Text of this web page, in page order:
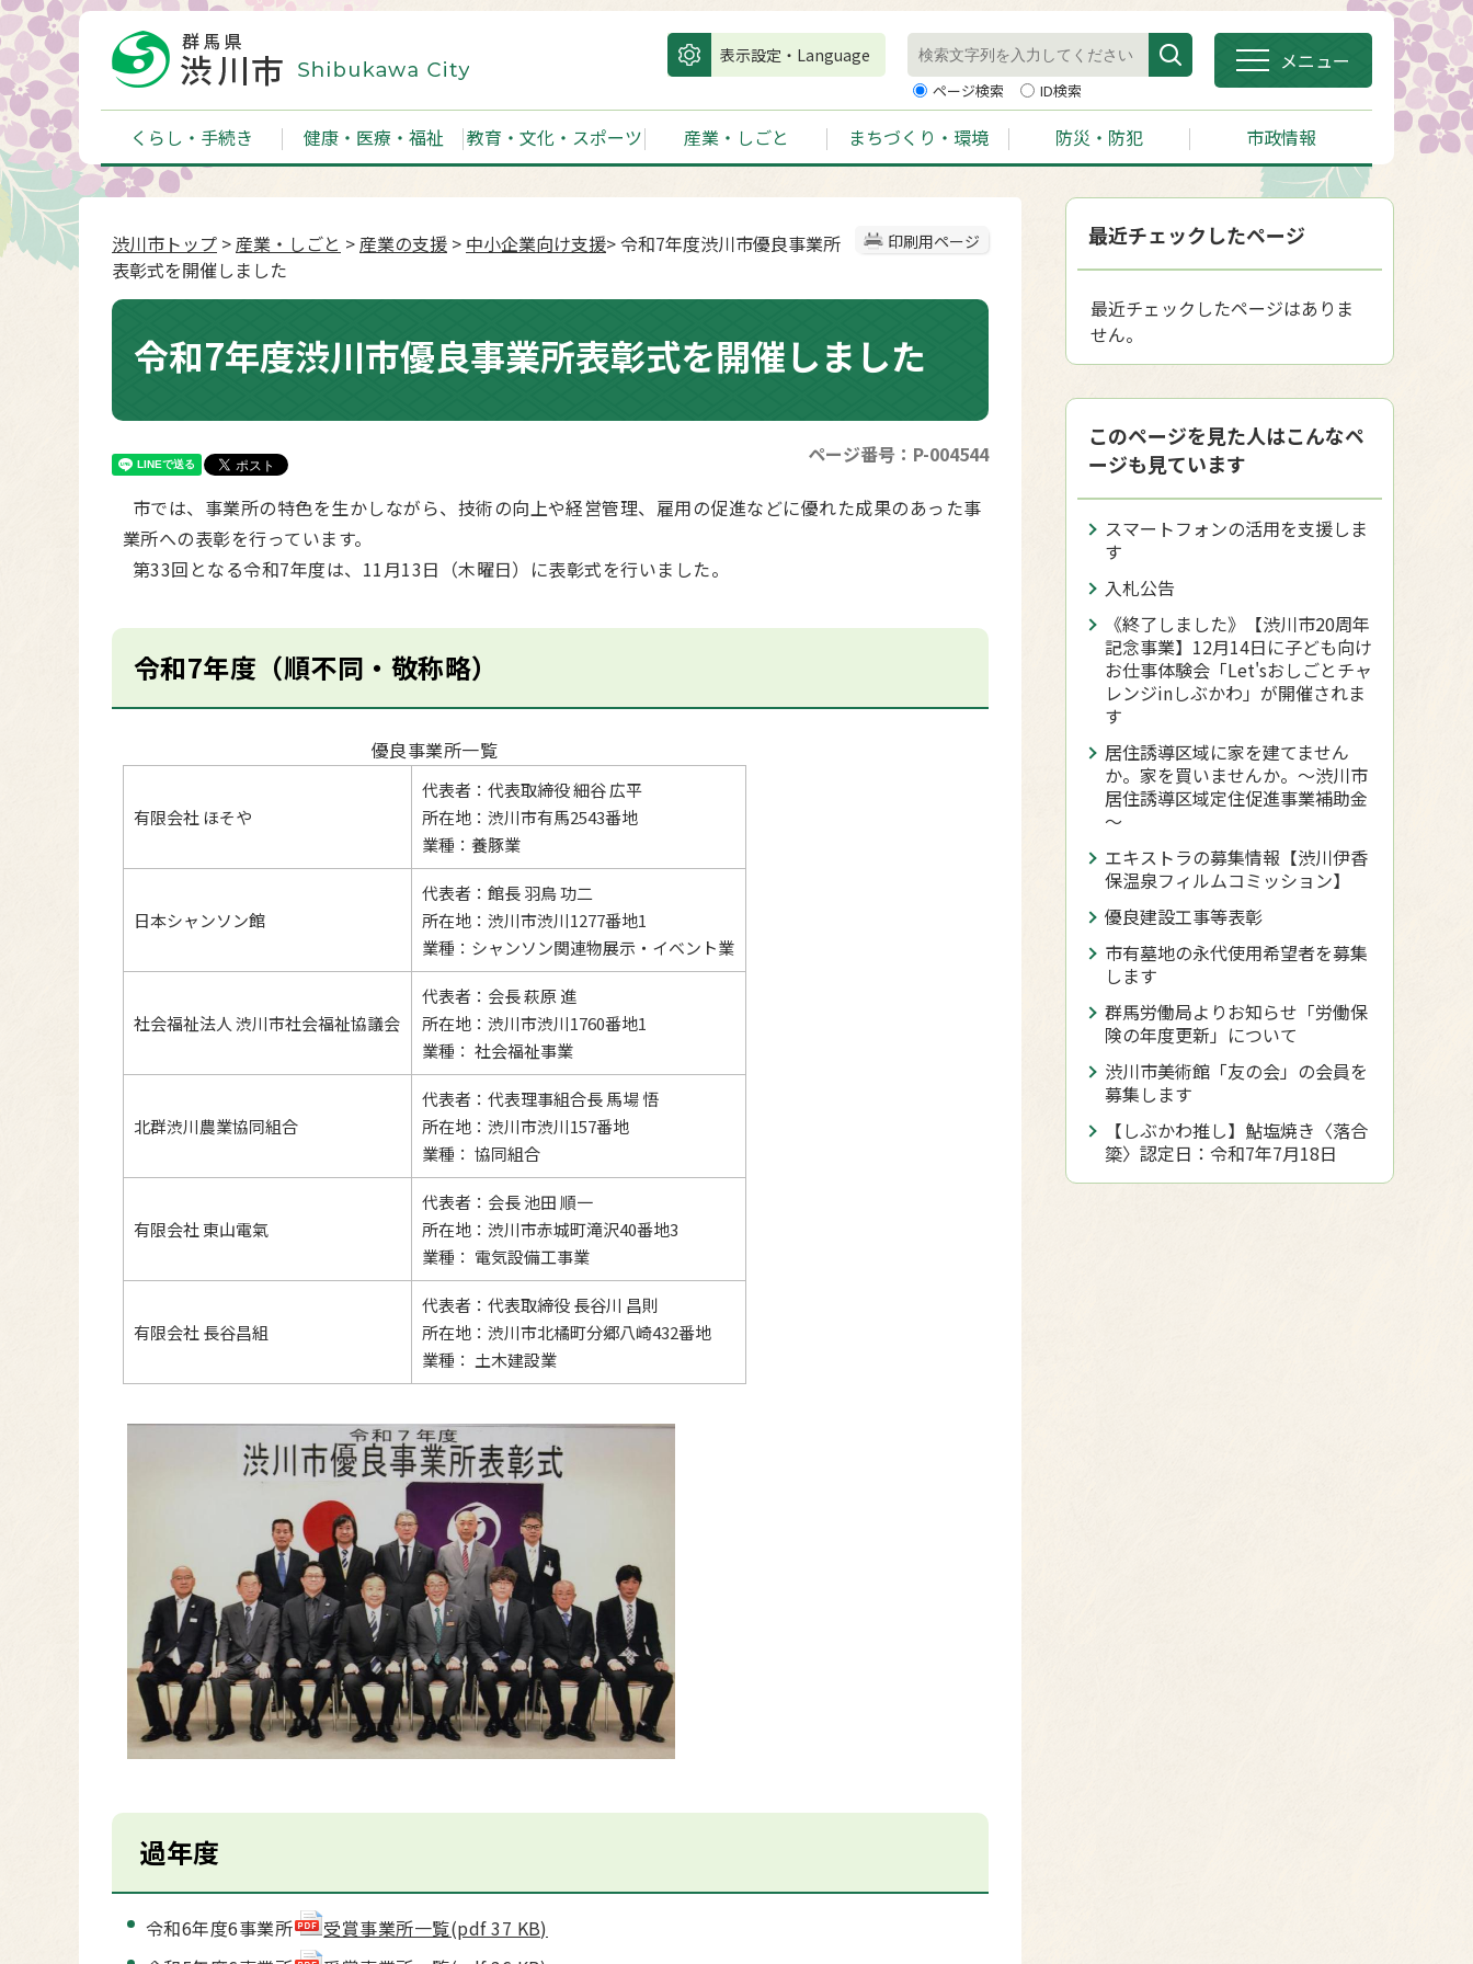
表示設定・Language
ページ検索 ID検索
メニュー
くらし・手続き 健康・医療・福祉 教育・文化・スポーツ 産業・しごと まちづくり・環境 防災・防犯 市政情報
印刷用ページ
渋川市トップ >産業・しごと >産業の支援 > 中小企業向け支援> 令和7年度渋川市優良事業所
表彰式を開催しました
令和7年度渋川市優良事業所表彰式を開催しました
ページ番号：P-004544
市では、事業所の特色を生かしながら、技術の向上や経営管理、雇用の促進などに優れた成果のあった事
業所への表彰を行っています。
第33回となる令和7年度は、11月13日（木曜日）に表彰式を行いました。
令和7年度（順不同・敬称略）
優良事業所一覧
有限会社 ほそや
代表者：代表取締役 細谷 広平
所在地：渋川市有馬2543番地
業種：養豚業
日本シャンソン館
代表者：館長 羽鳥 功二
所在地：渋川市渋川1277番地1
業種：シャンソン関連物展示・イベント業
社会福祉法人 渋川市社会福祉協議会
代表者：会長 萩原 進
所在地：渋川市渋川1760番地1
業種： 社会福祉事業
北群渋川農業協同組合
代表者：代表理事組合長 馬場 悟
所在地：渋川市渋川157番地
業種： 協同組合
有限会社 東山電氣
代表者：会長 池田 順一
所在地：渋川市赤城町滝沢40番地3
業種： 電気設備工事業
有限会社 長谷昌組
代表者：代表取締役 長谷川 昌則
所在地：渋川市北橘町分郷八崎432番地
業種： 土木建設業
過年度
令和6年度6事業所
受賞事業所一覧(pdf 37 KB)
最近チェックしたページ
最近チェックしたページはありま
せん。
このページを見た人はこんなペ
ージも見ています
スマートフォンの活用を支援しま
す
入札公告
《終了しました》【渋川市20周年
記念事業】12月14日に子ども向け
お仕事体験会「Let'sおしごとチャ
レンジinしぶかわ」が開催されま
す
居住誘導区域に家を建てません
か。家を買いませんか。～渋川市
居住誘導区域定住促進事業補助金
～
エキストラの募集情報【渋川伊香
保温泉フィルムコミッション】
優良建設工事等表彰
市有墓地の永代使用希望者を募集
します
群馬労働局よりお知らせ「労働保
険の年度更新」について
渋川市美術館「友の会」の会員を
募集します
【しぶかわ推し】鮎塩焼き〈落合
簗〉認定日：令和7年7月18日